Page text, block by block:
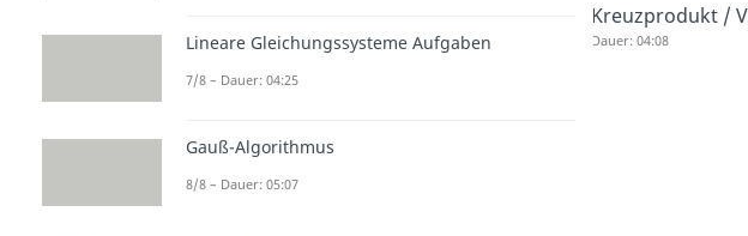
Kreuzprodukt /
Dauer: 04:08
Lineare Gleichungssysteme Aufgaben
7/8 – Dauer: 04:25
Gauß-Algorithmus
8/8 – Dauer: 05:07